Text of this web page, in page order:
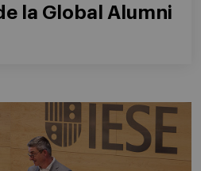
la Global Alumni